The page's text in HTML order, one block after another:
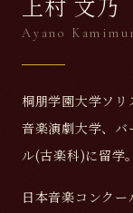
Ayano
桐朋学園大学ソリ
音楽演劇大学、バ
ル(古楽科)に留学。
日本音楽コンク